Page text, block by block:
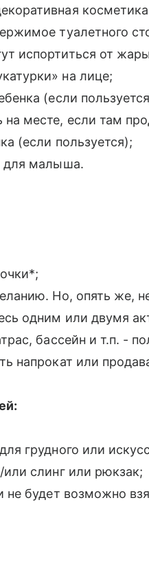
туалетного
испортиться от
на лице;
(если
на месте, если там
(если пользуется);
для малыша.
Но, опять же,
одним или двумя
бассейн и т.п. -
напрокат или
грудного или
слинг или рюкзак;
не будет возможно